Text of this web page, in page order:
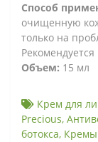
Способ
очищенную
только на
Объем: 15 мл
Крем для
Precious,
ботокса, Кремы